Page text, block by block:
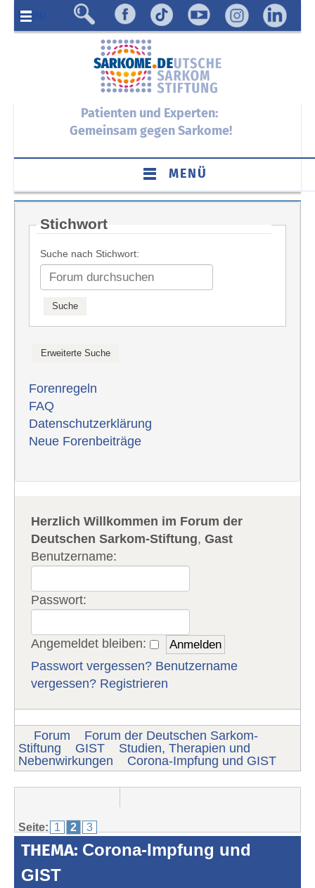
Menü
Patienten und Experten:
Gemeinsam gegen Sarkome!
MENÜ
Stichwort
Suche nach Stichwort:
Forenregeln
FAQ
Datenschutzerklärung
Neue Forenbeiträge
Herzlich Willkommen im Forum der
Deutschen Sarkom-Stiftung,Gast
Benutzername:
Passwort:
Angemeldet bleiben:
Passwort vergessen? Benutzername
vergessen? Registrieren
Forum
Forum der Deutschen Sarkom-
Stiftung
GIST
Studien, Therapien und
Nebenwirkungen
Corona-Impfung und GIST
Seite: 1 2 3
THEMA: Corona-Impfung und
GIST